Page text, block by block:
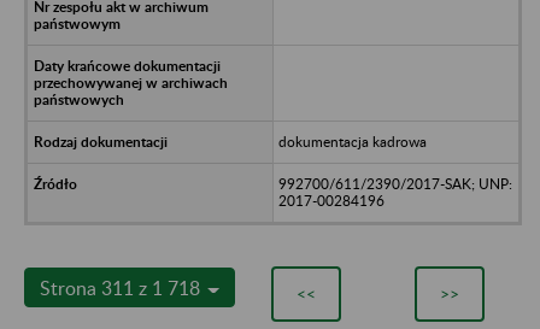
dokumentacja kadrowa
992700/611/2390/2017-SAK; UNP:
2017-00284196
Strona 311 z 1 718 << >>